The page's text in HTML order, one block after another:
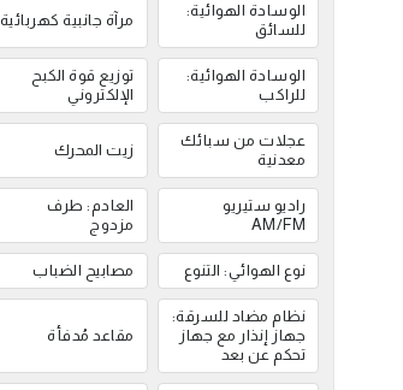
الوسادة الهوائية:
للسائق
مرآة جانبية كهربائية
الوسادة الهوائية:
للراكب
توزيع قوة الكبح
الإلكتروني
عجلات من سبائك
معدنية
زيت المحرك
راديو ستيريو
AM/FM
العادم: طرف
مزدوج
نوع الهوائي: التنوع مصابيح الضباب
نظام مضاد للسرقة:
جهاز إنذار مع جهاز
تحكم عن بعد
مقاعد مُدفأة